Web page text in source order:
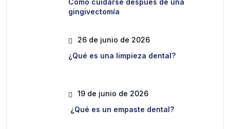
gingivectomía
26 de junio de 2026
¿Qué es una limpieza dental?
19 de junio de 2026
¿Qué es un empaste dental?